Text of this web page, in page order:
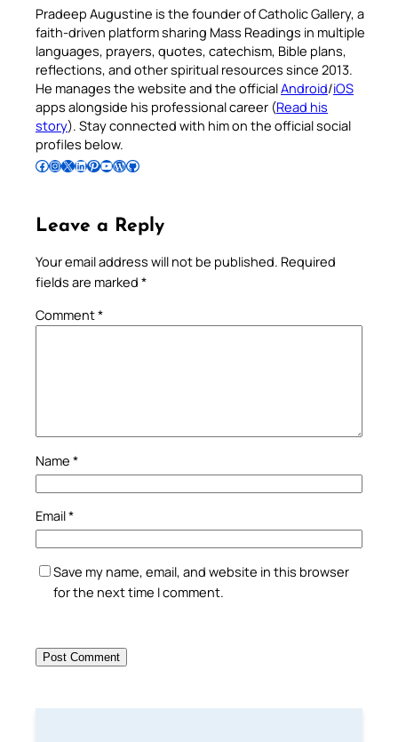
Pradeep Augustine is the founder of Catholic Gallery, a
faith-driven platform sharing Mass Readings in multiple
languages, prayers, quotes, catechism, Bible plans,
reflections, and other spiritual resources since 2013.
He manages the website and the officialAndroid/iOS
apps alongside his professional career (Read his
story). Stay connected with him on the official social
profiles below.
Follow Pradeep on Facebook Follow Pradeep on InstagramFollow Pradeep on X Follow Pradeep on LinkedIn Follow Pradeep on Pinterest Subscribe to Pradeep’s Youtube Channel Follow Pradeep on WordPress Follow Pradeep on GitHub
Leave a Reply
Your email address will not be published. Required
fields are marked *
Comment*
Name *
Email*
Save my name, email, and website in this browser
for the next time I comment.